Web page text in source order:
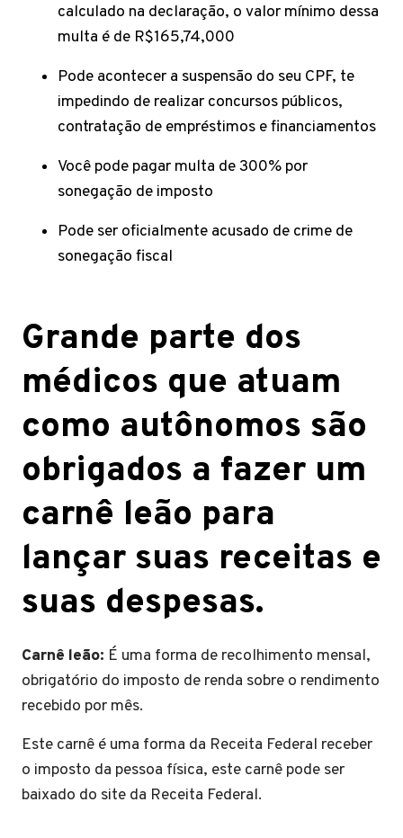
calculado na declaração, o valor mínimo dessa
multa é de R$165,74,000
Pode acontecer a suspensão do seu CPF, te
impedindo de realizar concursos públicos,
contratação de empréstimos e financiamentos
Você pode pagar multa de 300% por
sonegação de imposto
Pode ser oficialmente acusado de crime de
sonegação fiscal
Grande parte dos
médicos que atuam
como autônomos são
obrigados a fazer um
carnê leão para
lançar suas receitas e
suas despesas.
Carnê leão: É uma forma de recolhimento mensal,
obrigatório do imposto de renda sobre o rendimento
recebido por mês.
Este carnê é uma forma da Receita Federal receber
o imposto da pessoa física, este carnê pode ser
baixado do site da Receita Federal.